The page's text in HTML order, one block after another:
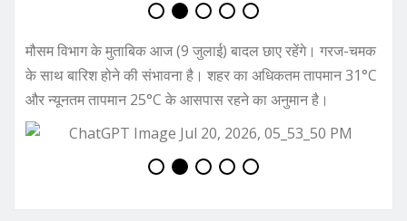
मौसम विभाग के मुताबिक आज (9 जुलाई) बादल छाए रहेंगे। गरज-चमक
के साथ बारिश होने की संभावना है। शहर का अधिकतम तापमान 31°C
और न्यूनतम तापमान 25°C के आसपास रहने का अनुमान है।